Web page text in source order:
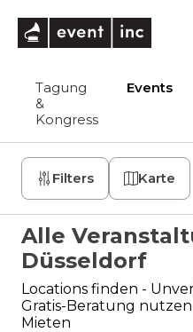
Tagung
&
Kongress
Events
Filters Karte
Alle
Düsseldorf
Locations finden -
Gratis-Beratung
Mieten